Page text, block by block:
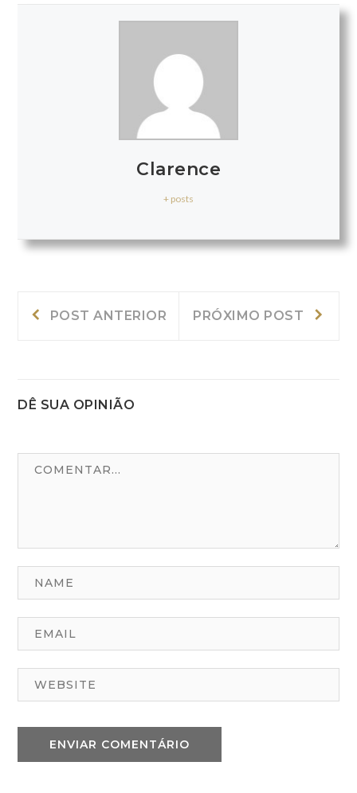
Clarence
+ posts
Navegação
POST ANTERIOR
Anterior:
PRÓXIMO POST
DÊ SUA OPINIÃO